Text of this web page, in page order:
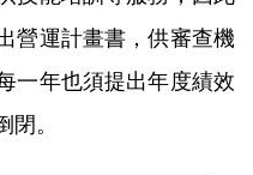
營運計畫書，供審查機
一年也須提出年度績效
。